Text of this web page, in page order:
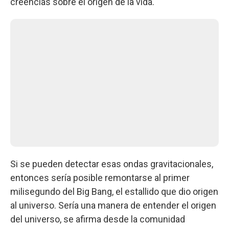
Si se pueden detectar esas ondas gravitacionales,
entonces sería posible remontarse al primer
milisegundo del Big Bang, el estallido que dio origen
al universo. Sería una manera de entender el origen
del universo, se afirma desde la comunidad